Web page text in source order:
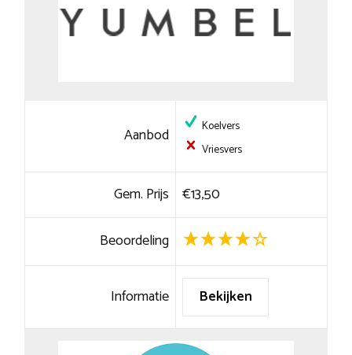
Aanbod
Koelvers
Vriesvers
Gem. Prijs €13,50
Beoordeling
Informatie Bekijken